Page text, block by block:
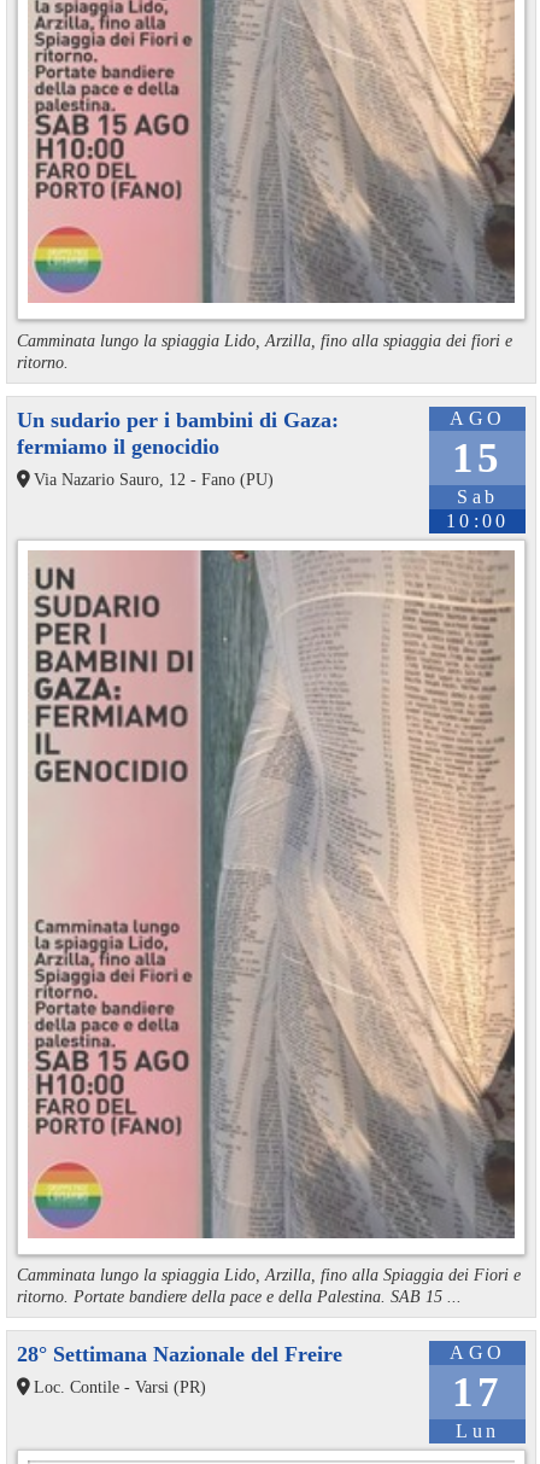
Camminata lungo la spiaggia Lido, Arzilla, fino alla spiaggia dei fiori e
ritorno.
AGO
15
Sab
10:00
Un sudario per i bambini di Gaza:
fermiamo il genocidio
Via Nazario Sauro, 12 - Fano (PU)
Camminata lungo la spiaggia Lido, Arzilla, fino alla Spiaggia dei Fiori e
ritorno. Portate bandiere della pace e della Palestina. SAB 15 ...
AGO
17
Lun
28° Settimana Nazionale del Freire
Loc. Contile - Varsi (PR)